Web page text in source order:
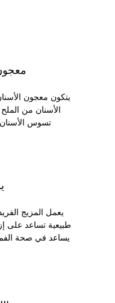
يتكون معجون
الأسنان من
تسوس
يعمل المزيج
طبيعية تساعد على
يساعد في صحة